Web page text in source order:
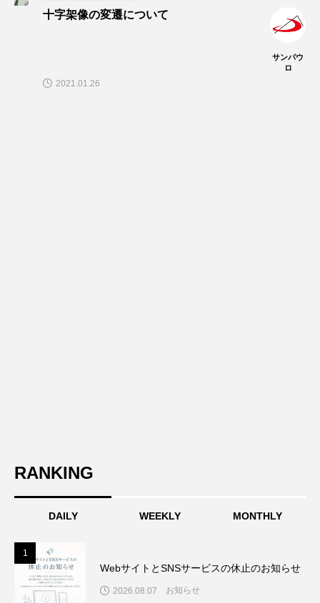
十字架像の変遷について
サンパウ
ロ
2021.01.26
RANKING
DAILY WEEKLY MONTHLY
1
WebサイトとSNSサービスの休止のお知らせ
2026.08.07 お知らせ